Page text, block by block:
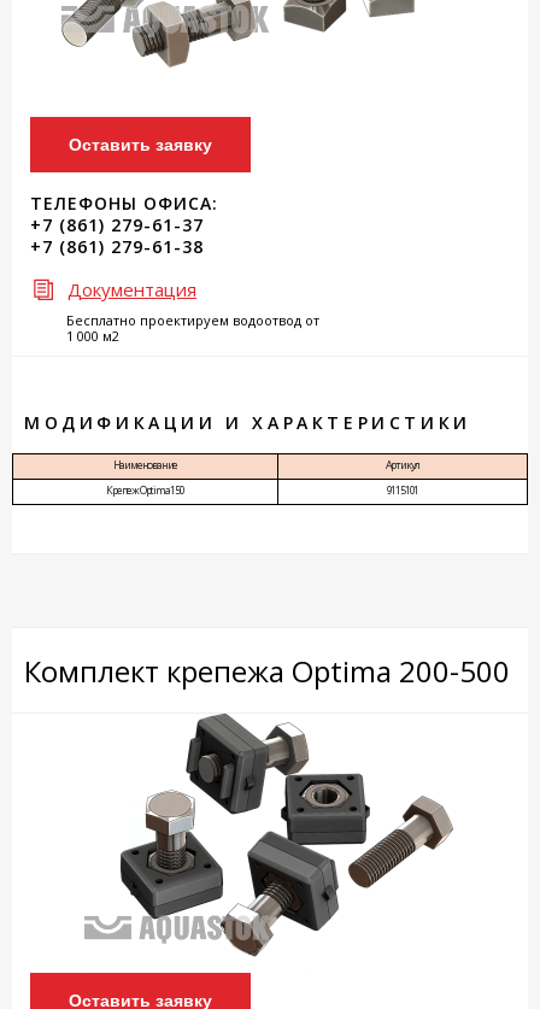
Оставить заявку
ТЕЛЕФОНЫ ОФИСА:
+7 (861) 279-61-37
+7 (861) 279-61-38
Документация
Бесплатно проектируем водоотвод от
1 000 м2
МОДИФИКАЦИИ И ХАРАКТЕРИСТИКИ
Наименование
Артикул
Крепеж Optima 150
9115101
Комплект крепежа Optima 200-500
Оставить заявку